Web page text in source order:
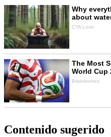
Contenido sugerido